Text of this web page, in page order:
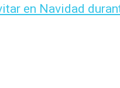
en Navidad